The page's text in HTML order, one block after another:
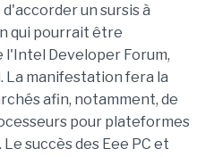
un sursis à
qui pourrait être
l'Intel Developer Forum,
La manifestation fera la
afin, notamment, de
pour plateformes
succès des Eee PC et